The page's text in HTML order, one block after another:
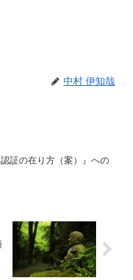
中村 伊知哉
認証の在り方（案）』への